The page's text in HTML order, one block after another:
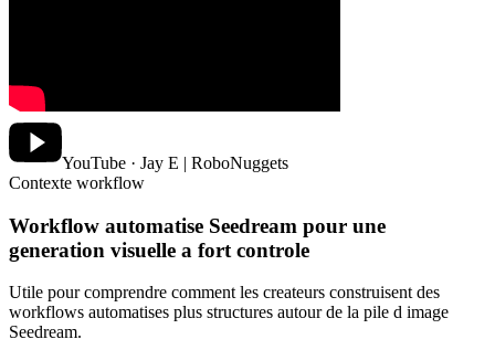
YouTube · Jay E | RoboNuggets
Contexte workflow
Workflow automatise Seedream pour une
generation visuelle a fort controle
Utile pour comprendre comment les createurs construisent des
workflows automatises plus structures autour de la pile d image
Seedream.